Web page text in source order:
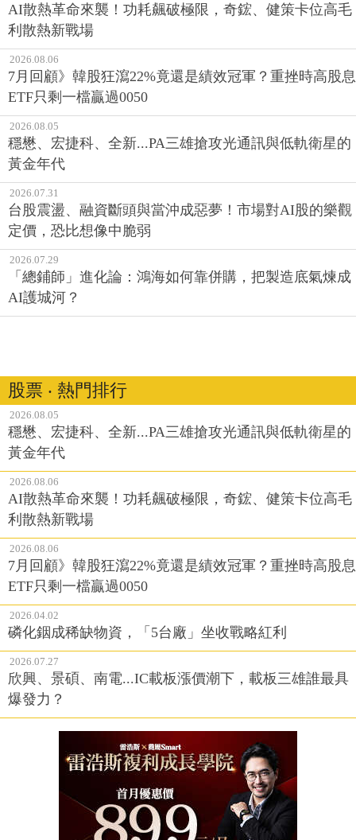
AI散熱革命來襲！功耗飆破極限，奇鋐、健策卡位高毛
利散熱新戰場
2026.08.06
7月回顧》韓股狂瀉22%竟還是績效冠軍？重挫時高股息
ETF只剩一檔贏過0050
2026.08.05
穩懋、宏捷科、全新...PA三雄搶攻光通訊與低軌衛星的
黃金年代
2026.07.31
台股震盪、融資斷頭與當沖成惡夢！市場對AI股的樂觀
定價，恐比想像中脆弱
2026.07.29
「總鋪師」進化論：鴻海如何靠併購，把製造底氣煉成
AI護城河？
股票 ‧ 熱門排行
2026.08.05
穩懋、宏捷科、全新...PA三雄搶攻光通訊與低軌衛星的
黃金年代
2026.08.06
AI散熱革命來襲！功耗飆破極限，奇鋐、健策卡位高毛
利散熱新戰場
2026.08.06
7月回顧》韓股狂瀉22%竟還是績效冠軍？重挫時高股息
ETF只剩一檔贏過0050
2026.04.02
磷化銦成稀缺物資，「5台廠」坐收戰略紅利
2026.07.27
欣興、景碩、南電...IC載板漲價潮下，載板三雄誰最具
爆發力？